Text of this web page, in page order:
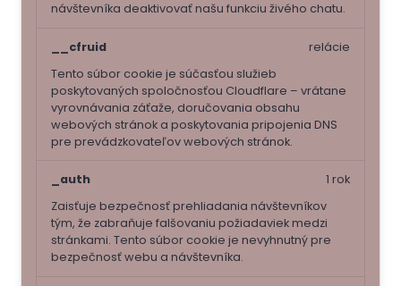
návštevníka deaktivovať našu funkciu živého chatu.
__cfruid
Tento súbor cookie je súčasťou služieb
poskytovaných spoločnosťou Cloudflare – vrátane
vyrovnávania záťaže, doručovania obsahu
webových stránok a poskytovania pripojenia DNS
pre prevádzkovateľov webových stránok.
relácie
_auth
Zaisťuje bezpečnosť prehliadania návštevníkov
tým, že zabraňuje falšovaniu požiadaviek medzi
stránkami. Tento súbor cookie je nevyhnutný pre
bezpečnosť webu a návštevníka.
1 rok